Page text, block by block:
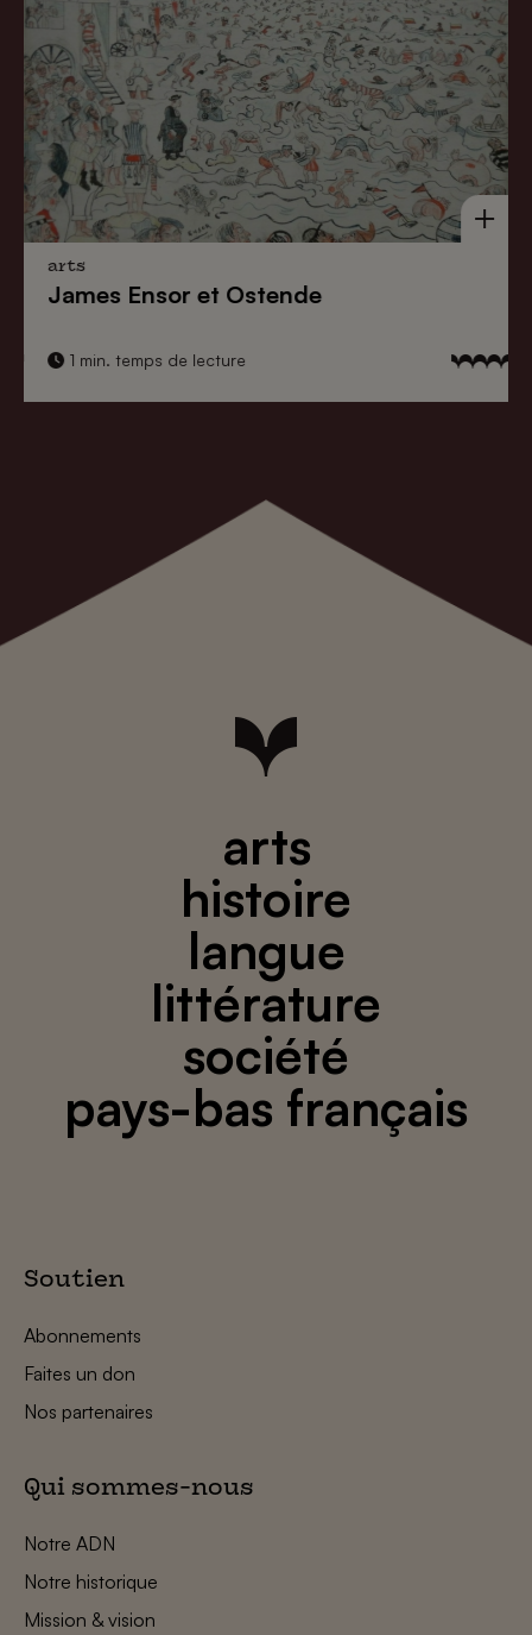
arts
James Ensor et Ostende
1 min. temps de lecture
arts
histoire
langue
littérature
société
pays-bas français
Soutien
Abonnements
Faites un don
Nos partenaires
Qui sommes-nous
Notre ADN
Notre historique
Mission & vision